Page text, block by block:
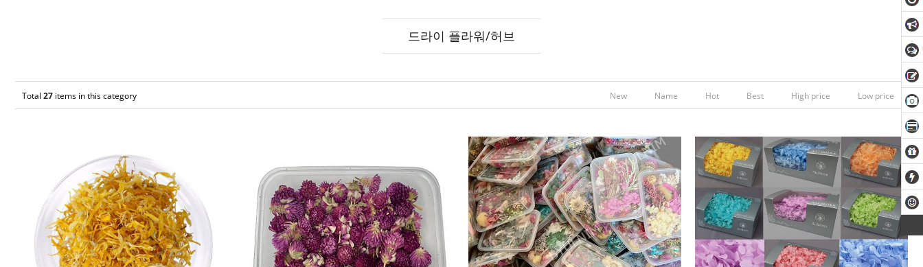
드라이 플라워/허브
Total 27 items in this category New Name Hot Best High price Low price